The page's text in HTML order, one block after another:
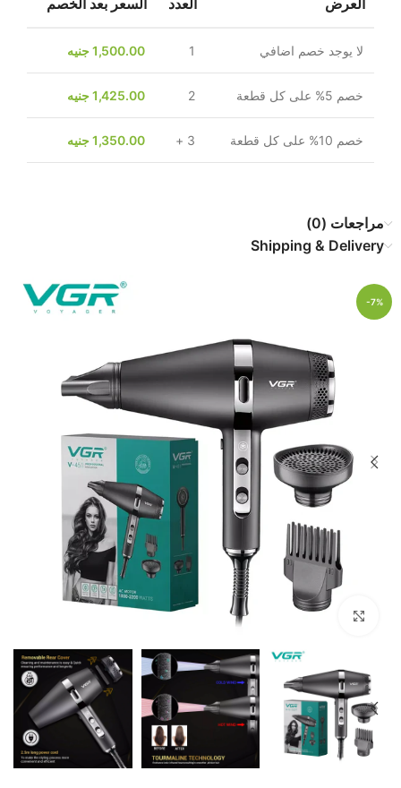
العرض العدد السعر بعد الخصم
لا يوجد خصم اضافي 1
1,500.00جنيه
خصم 5% على كل قطعة 2
1,425.00جنيه
خصم 10% على كل قطعة 3 +
1,350.00جنيه
مراجعات (0)
Shipping & Delivery
-7%
Click to enlarge